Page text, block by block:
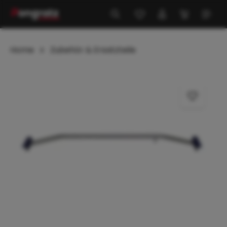
springen
Home Zubehör & Ersatzteile